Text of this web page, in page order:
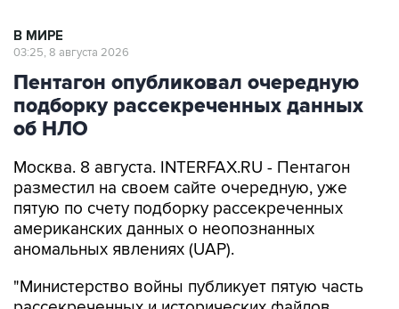
В МИРЕ
03:25, 8 августа 2026
Пентагон опубликовал очередную
подборку рассекреченных данных
об НЛО
Москва. 8 августа. INTERFAX.RU - Пентагон
разместил на своем сайте очередную, уже
пятую по счету подборку рассекреченных
американских данных о неопознанных
аномальных явлениях (UAP).
"Министерство войны публикует пятую часть